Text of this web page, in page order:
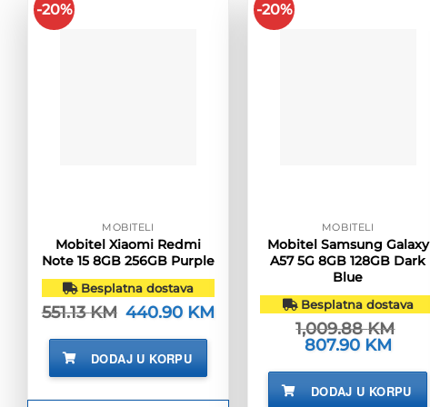
-20%
MOBITELI
Mobitel Xiaomi Redmi
Note 15 8GB 256GB Purple
Besplatna dostava
551.13KM Izvorna
cijena
bila
551.13 KM.
440.90 KM Trenutna
DODAJ U KORPU
-20%
MOBITELI
Mobitel Samsung Galaxy
A57 5G 8GB 128GB Dark
Blue
Besplatna dostava
1,009.88KM
Izvorna
cijena
bila
1,009.88 KM.
807.90 KM
je:
DODAJ U KORPU